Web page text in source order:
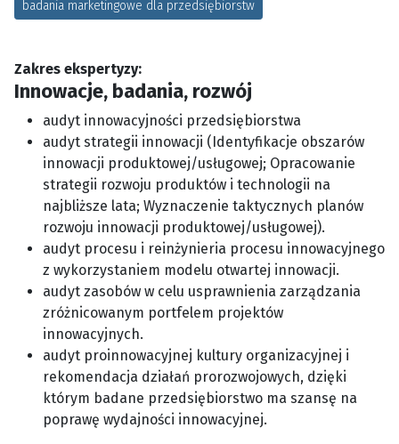
badania marketingowe dla przedsiębiorstw
Zakres ekspertyzy:
Innowacje, badania, rozwój
audyt innowacyjności przedsiębiorstwa
audyt strategii innowacji (Identyfikacje obszarów
innowacji produktowej/usługowej; Opracowanie
strategii rozwoju produktów i technologii na
najbliższe lata; Wyznaczenie taktycznych planów
rozwoju innowacji produktowej/usługowej).
audyt procesu i reinżynieria procesu innowacyjnego
z wykorzystaniem modelu otwartej innowacji.
audyt zasobów w celu usprawnienia zarządzania
zróżnicowanym portfelem projektów
innowacyjnych.
audyt proinnowacyjnej kultury organizacyjnej i
rekomendacja działań prorozwojowych, dzięki
którym badane przedsiębiorstwo ma szansę na
poprawę wydajności innowacyjnej.